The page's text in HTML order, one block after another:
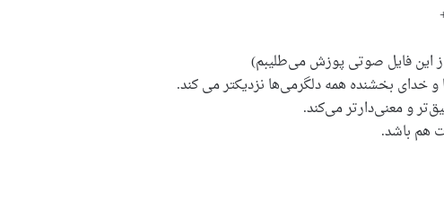
این فایل صوتی پوزش می‌طلیبم)